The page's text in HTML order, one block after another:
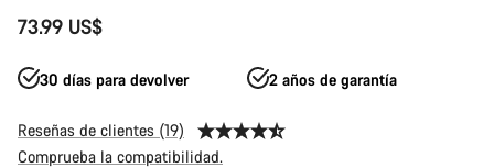
73.99 US$
30 días para devolver 2 años de garantía
Reseñas de clientes (19)
Comprueba la compatibilidad.